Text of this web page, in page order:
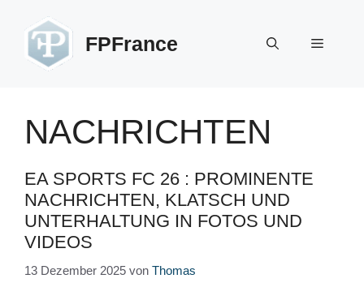
springen
FPFrance Menü
NACHRICHTEN
EA SPORTS FC 26 : PROMINENTE
NACHRICHTEN, KLATSCH UND
UNTERHALTUNG IN FOTOS UND
VIDEOS
13 Dezember 2025 von Thomas